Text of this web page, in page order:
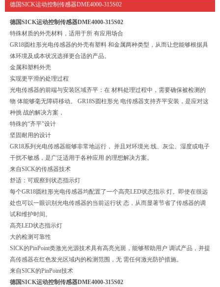
德国SICK运动控制传感器DME4000-315S02
德国SICK运动控制传感器DME4000-315S02
特殊材质的外壳材料，适用于所 有应用场合
GR18圆柱形光电传感器的外壳有塑料 和金属两种类型，从而让您能够根据具
体环境及成本状况选择更合适的产品。
金属和塑料外壳
实现更平滑的处理过程
光电传感器的前端与安装区域齐平：在 材料处理过程中，需要确保被检测的
物 体能够毫无障碍移动。 GR18S圆柱形光 电传感器支持齐平安装，是应对这
种挑 战的解决方案，
特殊的“齐平"设计
坚固耐用的设计
GR18系列光电传感器能够非常地运行， 并且对环境光 线、灰尘、湿度或电子
干扰不敏感，是广泛适用于各种应用 的理想解决方案。
来自SICK的传感器技术
舒适：可观察到状态指示灯
每个GR18圆柱形光电传感器均配置了一个高亮LED状态指示 灯。即使在很远
处也可以一眼识别光电传感器的当前运行状 态，从而显著节省了传感器的调
试和维护时间。
高亮LED状态指示灯
大的检测可靠性
SICK的PinPoint类激光光源技术具有高亮光斑，能够帮助用户 调试产品，并提
高传感器在红色发光区域内的检测范围，无 需任何激光防护措施。
来自SICK的PinPoint技术
德国SICK运动控制传感器DME4000-315S02